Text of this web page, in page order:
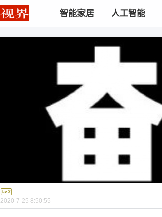
智能家居 人工智能
2020-7-25 8:50:55